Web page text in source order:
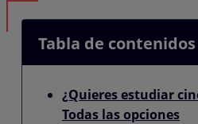
Tabla de contenidos
¿Quieres estudiar
Todas las opciones